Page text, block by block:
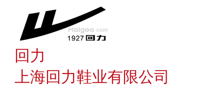
回力
上海回力鞋业有限公司